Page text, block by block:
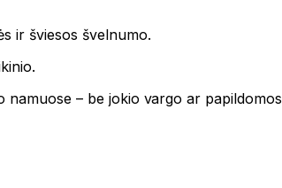
ir šviesos švelnumo.
– be jokio vargo ar papildomos